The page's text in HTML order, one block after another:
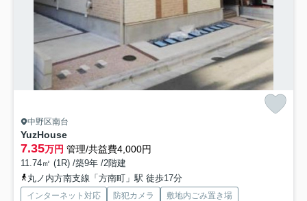
中野区南台
YuzHouse
7.35万円 管理/共益費4,000円
11.74㎡ (1R) /築9年 /2階建
丸ノ内方南支線「方南町」駅 徒歩17分
インターネット対応 防犯カメラ
敷地内ごみ置き場